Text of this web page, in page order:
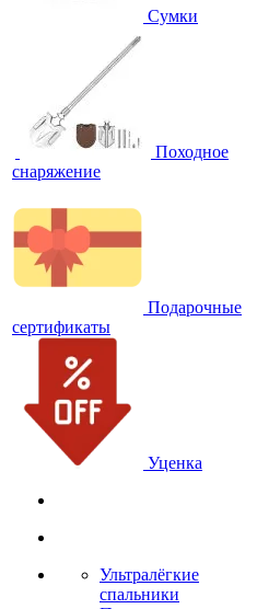
Сумки
Походное
снаряжение
Подарочные
сертификаты
Уценка
Ультралёгкие
спальники